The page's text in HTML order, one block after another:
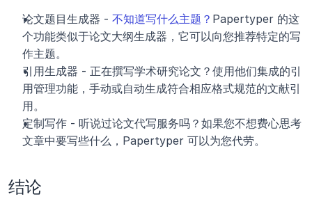
论文题目生成器 - 不知道写什么主题？ Papertyper 的这
个功能类似于论文大纲生成器，它可以向您推荐特定的写
作主题。
引用生成器 - 正在撰写学术研究论文？使用他们集成的引
用管理功能，手动或自动生成符合相应格式规范的文献引
用。
定制写作 - 听说过论文代写服务吗？如果您不想费心思考
文章中要写些什么，Papertyper 可以为您代劳。
结论